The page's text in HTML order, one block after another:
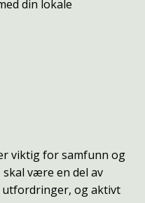
din lokale
viktig for samfunn og
skal være en del av
og aktivt